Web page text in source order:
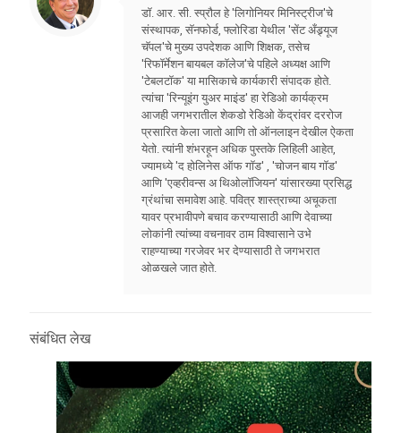
डॉ. आर. सी. स्प्रौल हे 'लिगोनियर मिनिस्ट्रीज'चे
संस्थापक, सॅनफोर्ड, फ्लोरिडा येथील 'सेंट अँड्र्यूज
चॅपल'चे मुख्य उपदेशक आणि शिक्षक, तसेच
'रिफॉर्मेशन बायबल कॉलेज'चे पहिले अध्यक्ष आणि
'टेबलटॉक' या मासिकाचे कार्यकारी संपादक होते.
त्यांचा 'रिन्यूइंग युअर माइंड' हा रेडिओ कार्यक्रम
आजही जगभरातील शेकडो रेडिओ केंद्रांवर दररोज
प्रसारित केला जातो आणि तो ऑनलाइन देखील ऐकता
येतो. त्यांनी शंभरहून अधिक पुस्तके लिहिली आहेत,
ज्यामध्ये 'द होलिनेस ऑफ गॉड' , 'चोजन बाय गॉड'
आणि 'एव्हरीवन्स अ थिओलॉजियन' यांसारख्या प्रसिद्ध
ग्रंथांचा समावेश आहे. पवित्र शास्त्राच्या अचूकता
यावर प्रभावीपणे बचाव करण्यासाठी आणि देवाच्या
लोकांनी त्यांच्या वचनावर ठाम विश्वासाने उभे
राहण्याच्या गरजेवर भर देण्यासाठी ते जगभरात
ओळखले जात होते.
संबंधित लेख